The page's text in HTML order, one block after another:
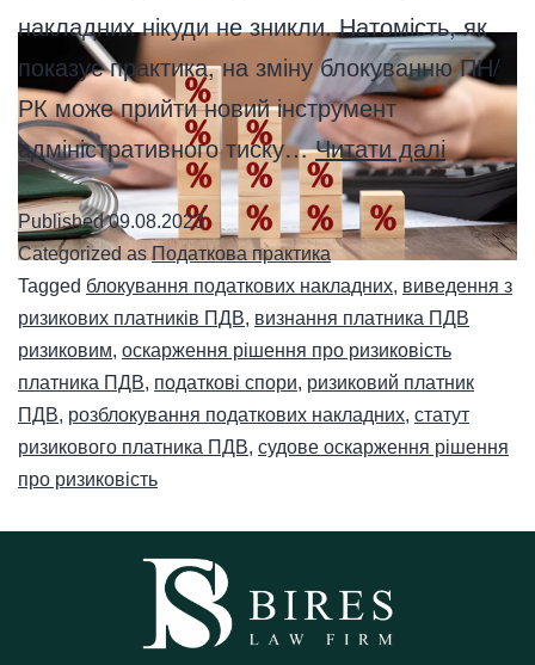
накладних нікуди не зникли. Натомість, як
показує практика, на зміну блокуванню ПН/
РК може прийти новий інструмент
адміністративного тиску…Читати далі
Published09.08.2023
Categorized as Податкова практика
Tagged блокування податкових накладних, виведення з
ризикових платників ПДВ, визнання платника ПДВ
ризиковим, оскарження рішення про ризиковість
платника ПДВ, податкові спори, ризиковий платник
ПДВ, розблокування податкових накладних, статут
ризикового платника ПДВ, судове оскарження рішення
про ризиковість